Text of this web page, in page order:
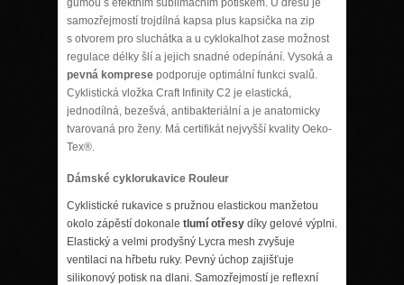
gumou s efektním sublimačním potiskem. U dresu je
samozřejmostí trojdílná kapsa plus kapsička na zip
s otvorem pro sluchátka a u cyklokalhot zase možnost
regulace délky šlí a jejich snadné odepínání. Vysoká a
pevná komprese podporuje optimální funkci svalů.
Cyklistická vložka Craft Infinity C2 je elastická,
jednodílná, bezešvá, antibakteriální a je anatomicky
tvarovaná pro ženy. Má certifikát nejvyšší kvality Oeko-
Tex®.
Dámské cyklorukavice Rouleur
Cyklistické rukavice s pružnou elastickou manžetou
okolo zápěstí dokonale tlumí otřesy díky gelové výplni.
Elastický a velmi prodyšný Lycra mesh zvyšuje
ventilaci na hřbetu ruky. Pevný úchop zajišťuje
silikonový potisk na dlani. Samozřejmostí je reflexní